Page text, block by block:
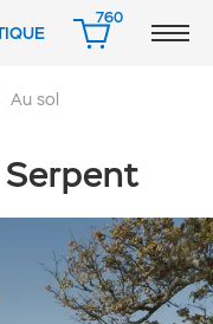
760
PANIER
Au sol